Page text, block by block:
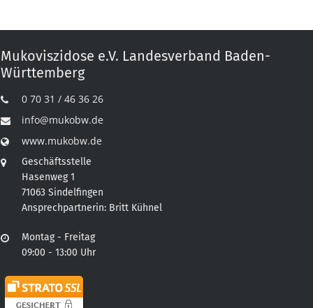
Mukoviszidose e.V. Landesverband Baden-
Württemberg
0 70 31 / 46 36 26
info@mukobw.de
www.mukobw.de
Geschäftsstelle
Hasenweg 1
71063 Sindelfingen
Ansprechpartnerin: Britt Kühnel
Montag - Freitag
09:00 - 13:00 Uhr